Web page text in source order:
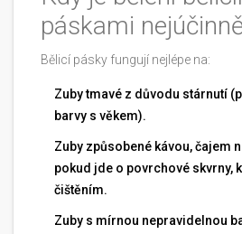
páskami
Bělicí pásky fungují nejlépe na:
Zuby tmavé z důvodu stárnutí
barvy s věkem).
Zuby způsobené kávou, čajem
pokud jde o povrchové skvrny,
čištěním.
Zuby s mírnou nepravidelnou